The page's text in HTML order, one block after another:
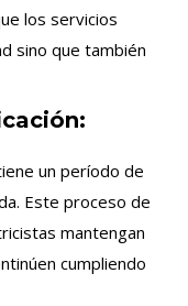
los servicios
sino que también
un período de
Este proceso de
mantengan
cumpliendo